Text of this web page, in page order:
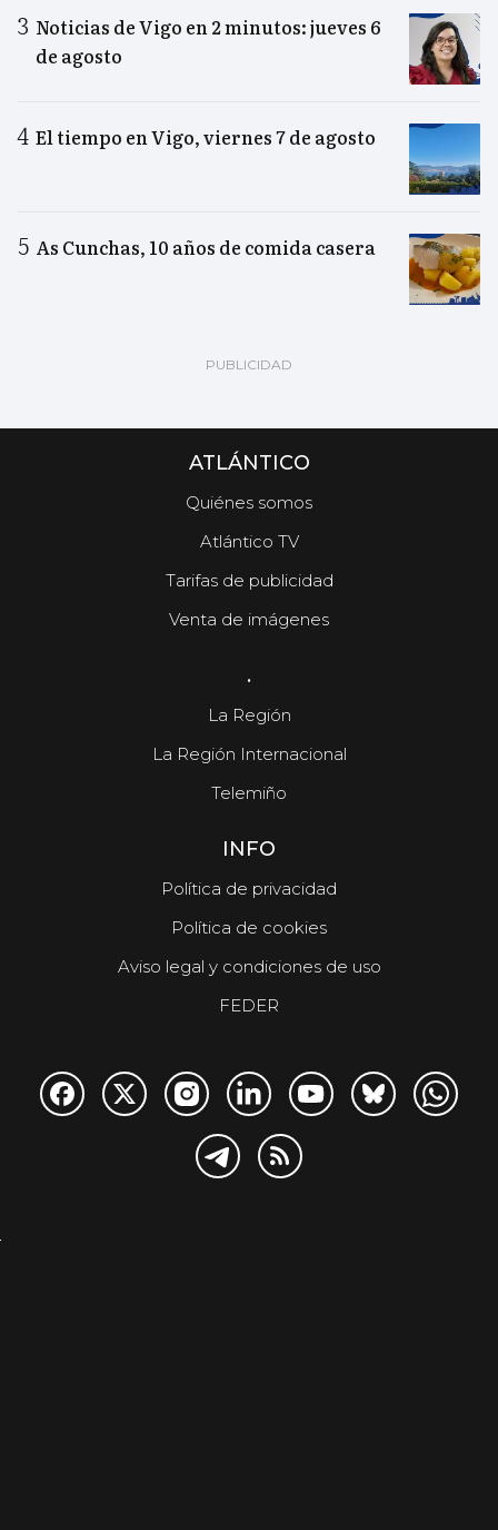
Noticias de Vigo en 2 minutos: jueves 6
de agosto
El tiempo en Vigo, viernes 7 de agosto
As Cunchas, 10 años de comida casera
ATLÁNTICO
Quiénes somos
Atlántico TV
Tarifas de publicidad
Venta de imágenes
.
La Región
La Región Internacional
Telemiño
INFO
Política de privacidad
Política de cookies
Aviso legal y condiciones de uso
FEDER